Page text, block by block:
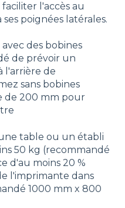
l'accès au
poignées latérales.
des bobines
de prévoir un
l'arrière de
sans bobines
de 200 mm pour
table ou un établi
50 kg (recommandé
d'au moins 20 %
l'imprimante dans
1000 mm x 800